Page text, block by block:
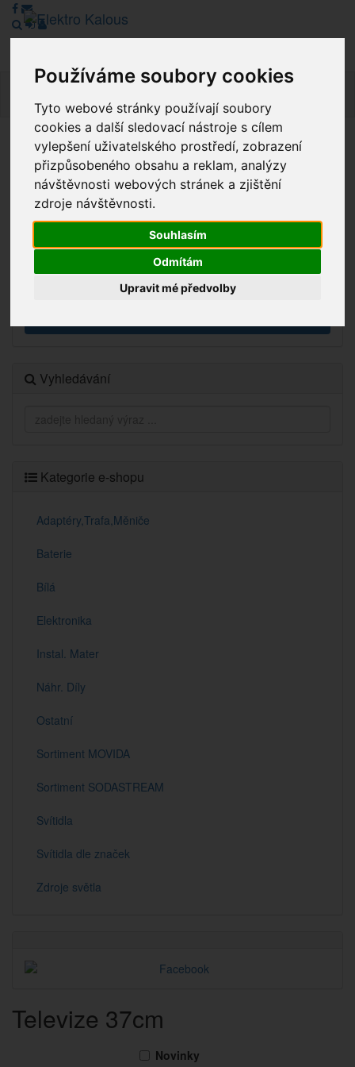
Používáme soubory cookies
Tyto webové stránky používají soubory
cookies a další sledovací nástroje s cílem
vylepšení uživatelského prostředí, zobrazení
přizpůsobeného obsahu a reklam, analýzy
návštěvnosti webových stránek a zjištění
zdroje návštěvnosti.
Souhlasím
Odmítám
Upravit mé předvolby
Vážení zákazníci, v tuto chvíli je Náš internetový obchod v
režimu Katalogu. Objednávky on-line nyní nelze vyřídit.
Děkujeme za pochopení.
Výprodej
Vyhledávání
Kategorie e-shopu
Adaptéry,Trafa,Měniče
Baterie
Bílá
Elektronika
Instal. Mater
Náhr. Díly
Ostatní
Sortiment MOVIDA
Sortiment SODASTREAM
Svítidla
Svítidla dle značek
Zdroje světla
Televize 37cm
Novinky